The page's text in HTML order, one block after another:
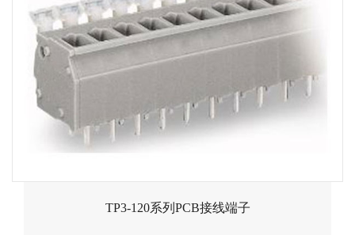
TP3-120系列PCB接线端子